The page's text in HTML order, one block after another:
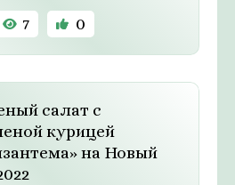
7 0
салат с
курицей
на Новый